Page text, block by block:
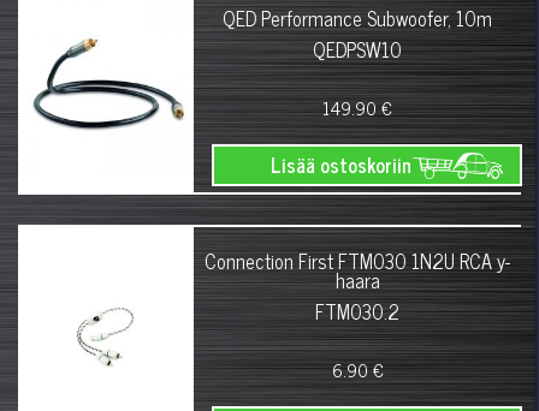
QED Performance Subwoofer, 10m
QEDPSW10
149.90 €
Lisää ostoskoriin
Connection First FTM030 1N2U RCA y-
haara
FTM030.2
6.90 €